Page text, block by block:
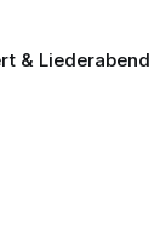
& Liederabend